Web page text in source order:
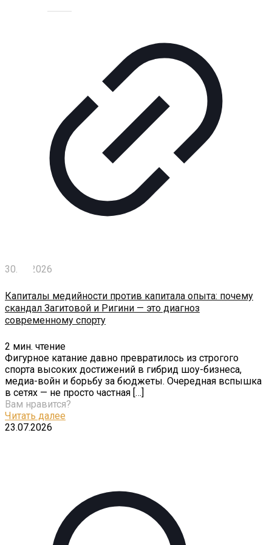
Технологии
читателя
Блокчейн
О
нас
Помощь
проекту
30.07.2026
Капиталы медийности против капитала опыта: почему
скандал Загитовой и Ригини — это диагноз
современному спорту
2 мин. чтение
Фигурное катание давно превратилось из строгого
спорта высоких достижений в гибрид шоу-бизнеса,
медиа-войн и борьбу за бюджеты. Очередная вспышка
в сетях — не просто частная […]
Вам нравится?
Читать далее
23.07.2026